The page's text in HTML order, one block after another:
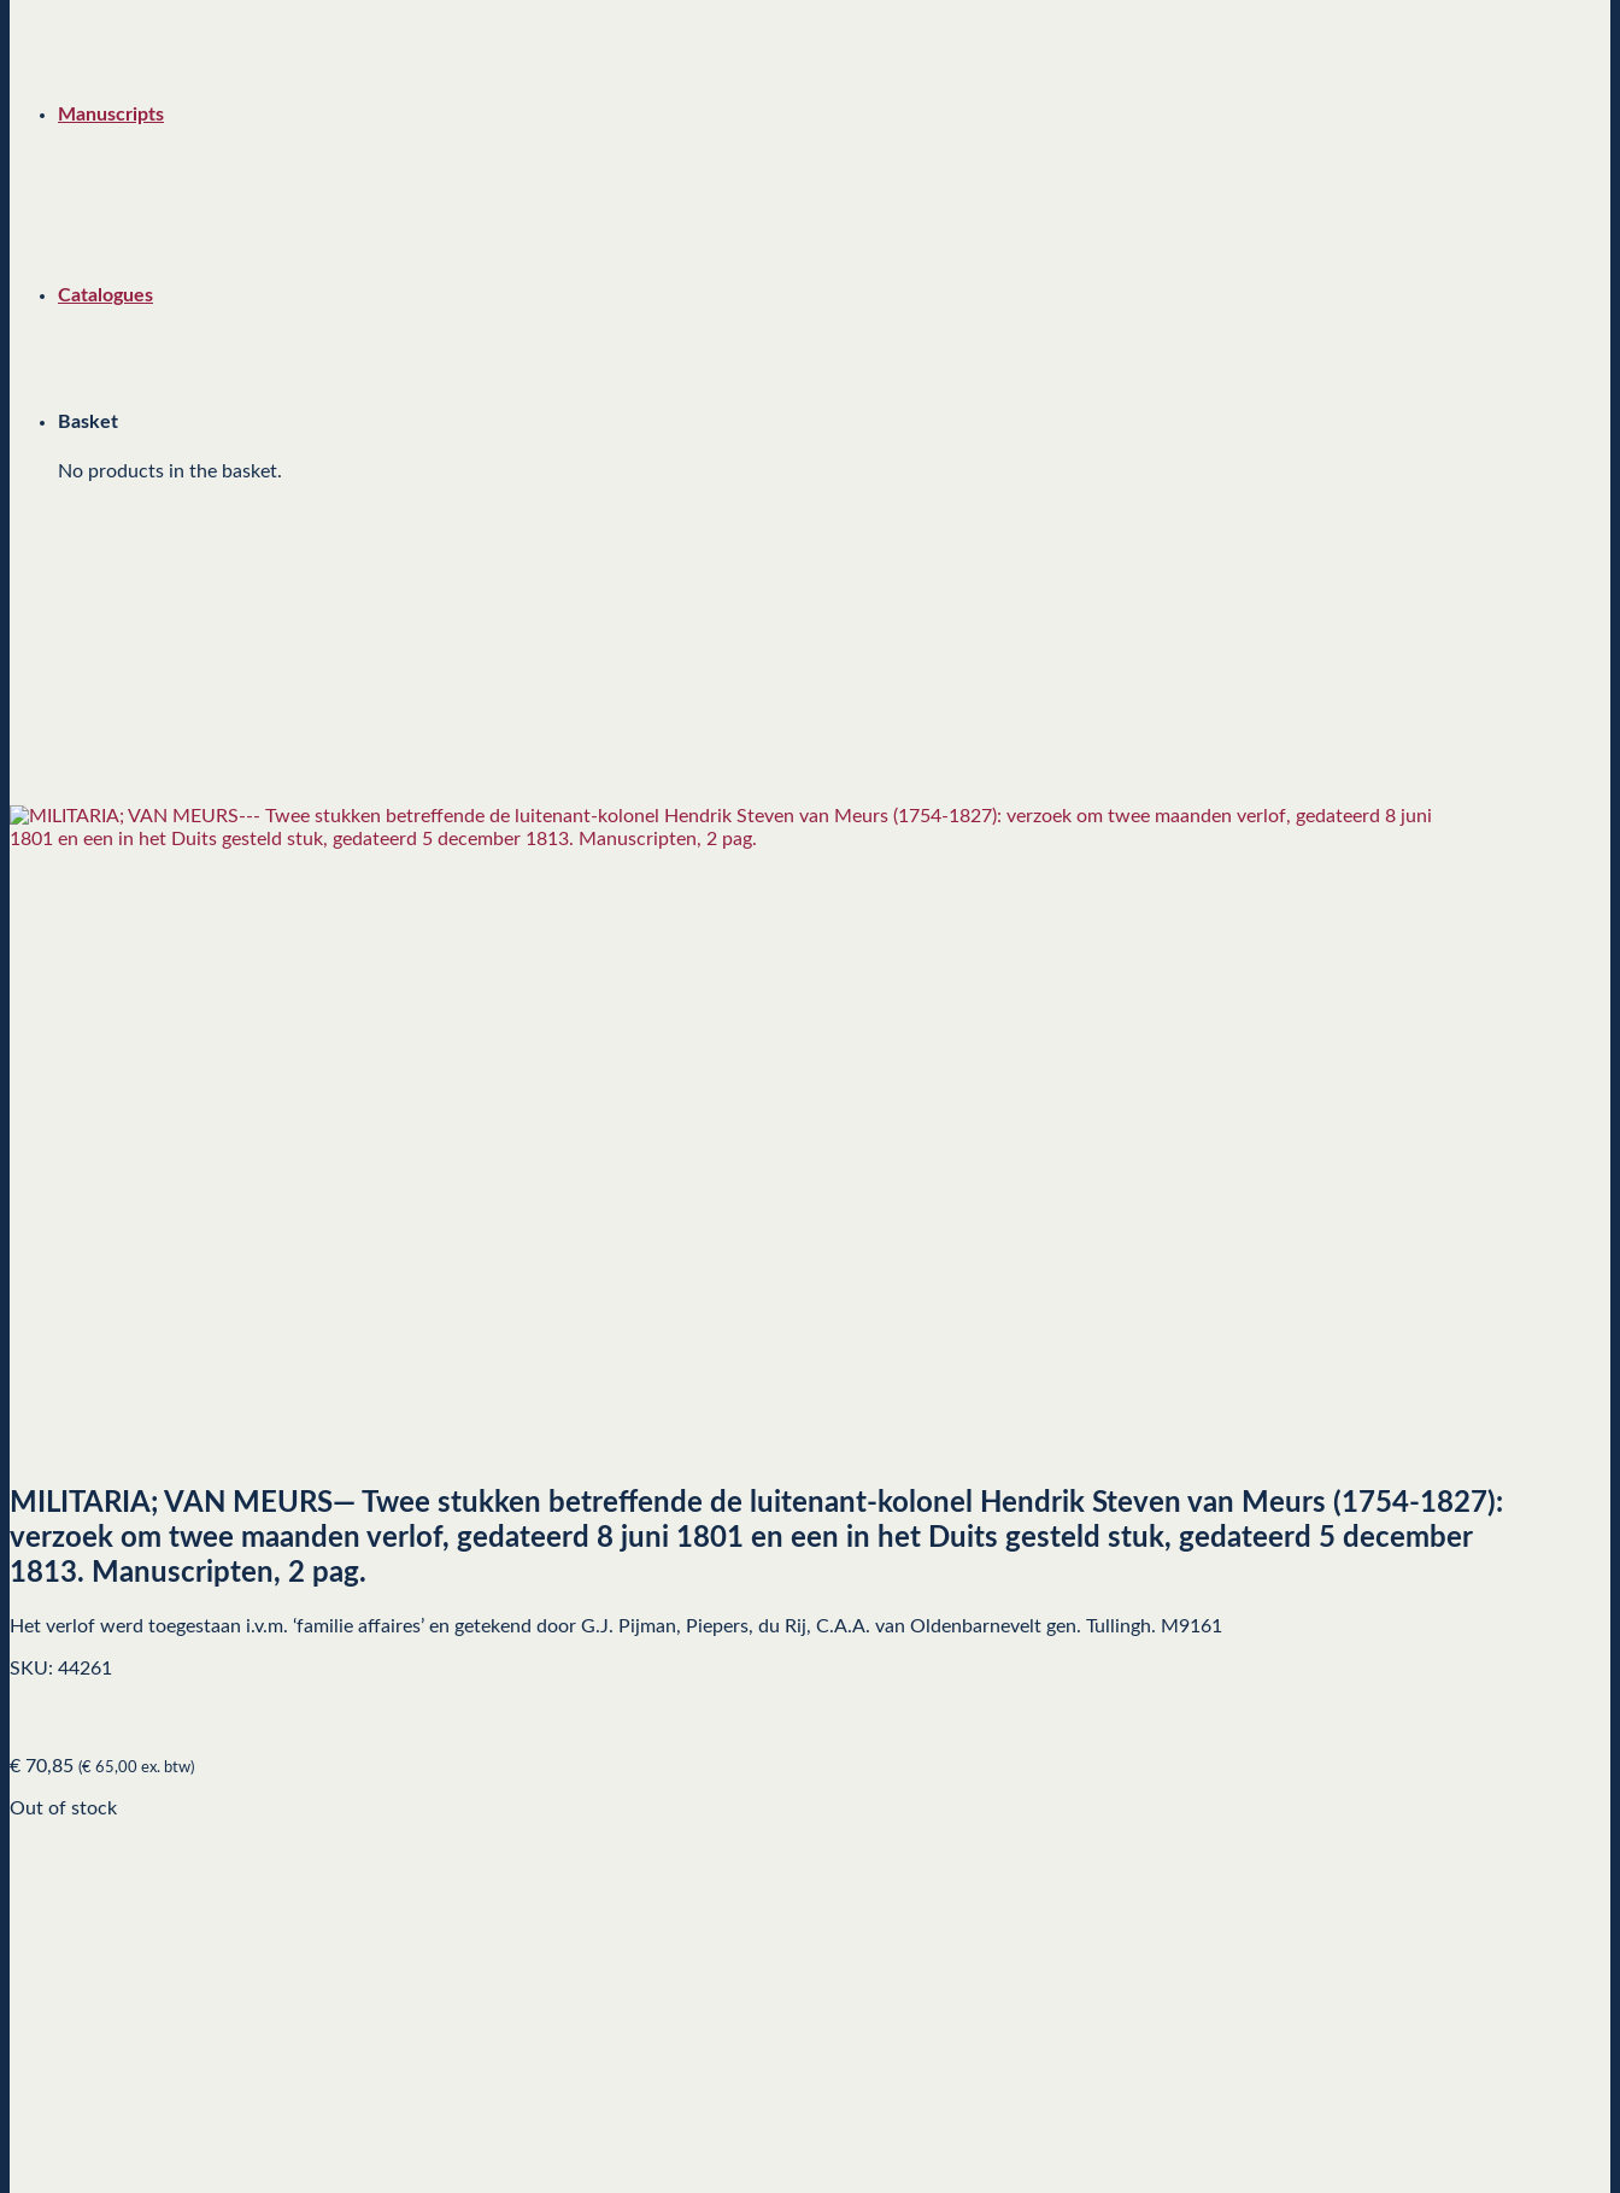
Manuscripts
Catalogues
Basket
No products in the basket.
MILITARIA; VAN MEURS— Twee stukken betreffende de luitenant-kolonel Hendrik Steven van Meurs (1754-1827):
verzoek om twee maanden verlof, gedateerd 8 juni 1801 en een in het Duits gesteld stuk, gedateerd 5 december
1813. Manuscripten, 2 pag.
Het verlof werd toegestaan i.v.m. ‘familie affaires’ en getekend door G.J. Pijman, Piepers, du Rij, C.A.A. van Oldenbarnevelt gen. Tullingh. M9161
SKU: 44261
€ 70,85 (€ 65,00 ex. btw)
Out of stock